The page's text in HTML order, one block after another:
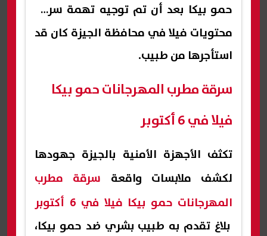
حمو بيكا بعد أن تم توجيه تهمة سرقة
محتويات فيلا في محافظة الجيزة كان قد
استأجرها من طبيب.
سرقة مطرب المهرجانات حمو بيكا
فيلا في 6 أكتوبر
تكثف الأجهزة الأمنية بالجيزة جهودها
لكشف ملابسات واقعة سرقة مطرب
المهرجانات حمو بيكا فيلا في 6 أكتوبر
بلاغ تقدم به طبيب بشري ضد حمو بيكا،